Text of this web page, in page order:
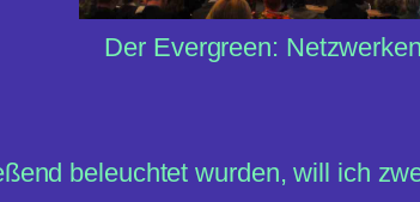
Der Evergreen:
beleuchtet wurden, will ich